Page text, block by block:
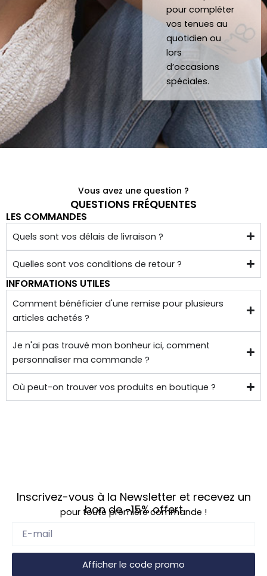
ons/
acce
ssoir
es de
qualit
é
conf
ectio
nnés
ues
kilom
de
chez
soi.
beau
coup
à eux
e!
pour compléter
vos tenues au
quotidien ou
lors
d’occasions
spéciales.
Vous avez une question ?
QUESTIONS FRÉQUENTES
LES COMMANDES
Quels sont vos délais de livraison ?
Quelles sont vos conditions de retour ?
INFORMATIONS UTILES
Comment bénéficier d'une remise pour plusieurs
articles achetés ?
Je n'ai pas trouvé mon bonheur ici, comment
personnaliser ma commande ?
Où peut-on trouver vos produits en boutique ?
Inscrivez-vous à la Newsletter et recevez un
bon de -15% offert
pour toute première commande !
Afficher le code promo